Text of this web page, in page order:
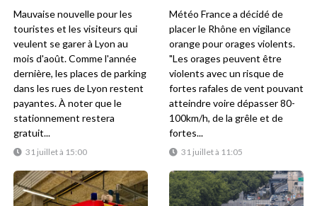
31 juillet à 15:00
Mauvaise nouvelle pour les
touristes et les visiteurs qui
veulent se garer à Lyon au
mois d'août. Comme l'année
dernière, les places de parking
dans les rues de Lyon restent
payantes. À noter que le
stationnement restera
gratuit...
31 juillet à 11:05
Météo France a décidé de
placer le Rhône en vigilance
orange pour orages violents.
"Les orages peuvent être
violents avec un risque de
fortes rafales de vent pouvant
atteindre voire dépasser 80-
100km/h, de la grêle et de
fortes...